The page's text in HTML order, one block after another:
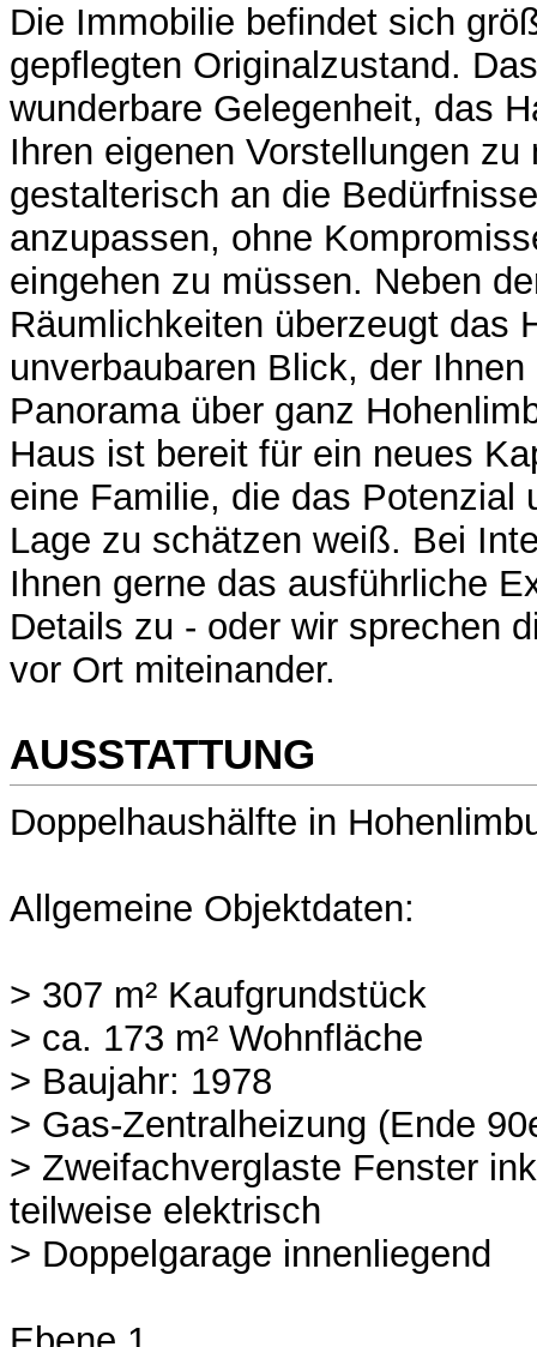
Die Immobilie befindet sich
gepflegten Originalzustand.
wunderbare Gelegenheit, das
Ihren eigenen Vorstellungen zu
gestalterisch an die
anzupassen, ohne
eingehen zu müssen. Neben
Räumlichkeiten überzeugt das
unverbaubaren Blick, der
Panorama über ganz
Haus ist bereit für ein neues
eine Familie, die das Potenzial
Lage zu schätzen weiß. Bei
Ihnen gerne das ausführliche
Details zu - oder wir sprechen
vor Ort miteinander.
AUSSTATTUNG
Doppelhaushälfte in
Allgemeine Objektdaten:
> 307 m² Kaufgrundstück
> ca. 173 m² Wohnfläche
> Baujahr: 1978
> Gas-Zentralheizung (Ende
> Zweifachverglaste Fenster
teilweise elektrisch
> Doppelgarage innenliegend